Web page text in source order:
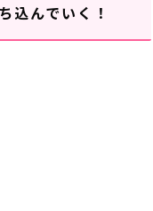
込んでいく！